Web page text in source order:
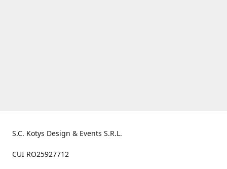
S.C. Kotys Design & Events S.R.L.
CUI RO25927712